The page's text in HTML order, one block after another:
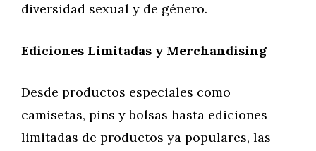
diversidad sexual y de género.
Ediciones Limitadas y Merchandising
Desde productos especiales como
camisetas, pins y bolsas hasta ediciones
limitadas de productos ya populares, las